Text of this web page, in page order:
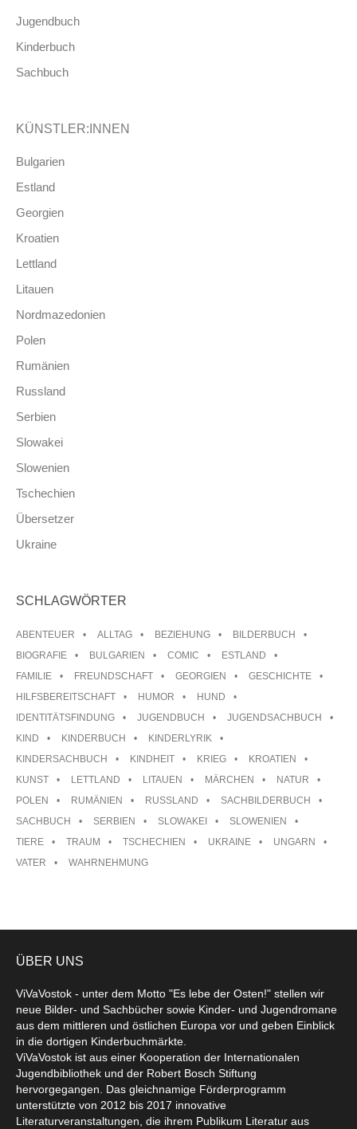
Jugendbuch
Kinderbuch
Sachbuch
KÜNSTLER:INNEN
Bulgarien
Estland
Georgien
Kroatien
Lettland
Litauen
Nordmazedonien
Polen
Rumänien
Russland
Serbien
Slowakei
Slowenien
Tschechien
Übersetzer
Ukraine
SCHLAGWÖRTER
ABENTEUER ALLTAG BEZIEHUNG
BILDERBUCH
BIOGRAFIE
BULGARIEN COMIC
ESTLAND
FAMILIE
FREUNDSCHAFT GEORGIEN
GESCHICHTE
HILFSBEREITSCHAFT
HUMOR
HUND
IDENTITÄTSFINDUNG
JUGENDBUCH
JUGENDSACHBUCH
KIND
KINDERBUCH
KINDERLYRIK
KINDERSACHBUCH
KINDHEIT KRIEG
KROATIEN
KUNST
LETTLAND LITAUEN MÄRCHEN
NATUR
POLEN
RUMÄNIEN RUSSLAND
SACHBILDERBUCH
SACHBUCH
SERBIEN SLOWAKEI
SLOWENIEN
TIERE
TRAUM TSCHECHIEN UKRAINE
UNGARN
VATER
WAHRNEHMUNG
ÜBER UNS
ViVaVostok - unter dem Motto "Es lebe der Osten!" stellen wir
neue Bilder- und Sachbücher sowie Kinder- und Jugendromane
aus dem mittleren und östlichen Europa vor und geben Einblick
in die dortigen Kinderbuchmärkte.
ViVaVostok ist aus einer Kooperation der Internationalen
Jugendbibliothek und der Robert Bosch Stiftung
hervorgegangen. Das gleichnamige Förderprogramm
unterstützte von 2012 bis 2017 innovative
Literaturveranstaltungen, die ihrem Publikum Literatur aus